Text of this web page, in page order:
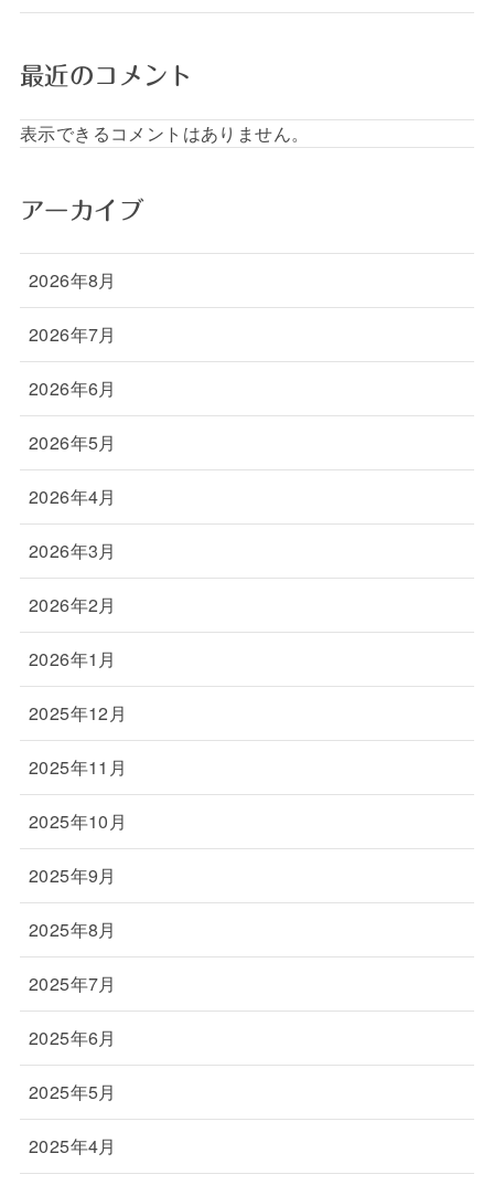
最近のコメント
表示できるコメントはありません。
アーカイブ
2026年8月
2026年7月
2026年6月
2026年5月
2026年4月
2026年3月
2026年2月
2026年1月
2025年12月
2025年11月
2025年10月
2025年9月
2025年8月
2025年7月
2025年6月
2025年5月
2025年4月